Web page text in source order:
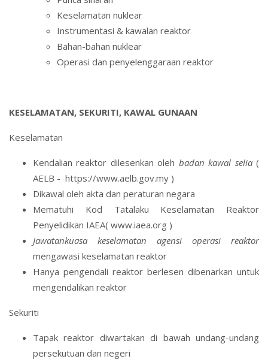
Keselamatan nuklear
Instrumentasi & kawalan reaktor
Bahan-bahan nuklear
Operasi dan penyelenggaraan reaktor
KESELAMATAN, SEKURITI, KAWAL GUNAAN
Keselamatan
Kendalian reaktor dilesenkan oleh badan kawal selia(
AELB - https://www.aelb.gov.my )
Dikawal oleh akta dan peraturan negara
Mematuhi Kod Tatalaku Keselamatan Reaktor
Penyelidikan IAEA( www.iaea.org )
Jawatankuasa keselamatan
agensi operasi reaktor
mengawasi keselamatan reaktor
Hanya pengendali reaktor berlesen dibenarkan untuk
mengendalikan reaktor
Sekuriti
Tapak reaktor diwartakan di bawah undang-undang
persekutuan dan negeri